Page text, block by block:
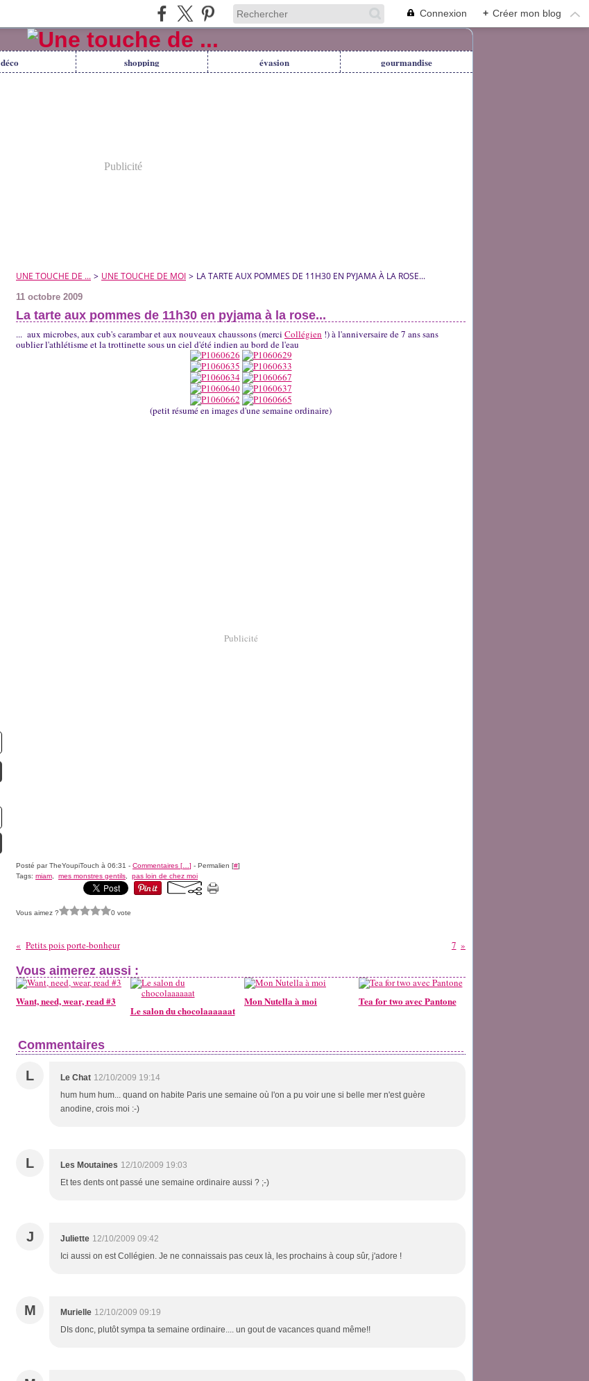
Connexion + Créer mon blog
déco shopping évasion gourmandise
Publicité
UNE TOUCHE DE ... > UNE TOUCHE DE MOI > LA TARTE AUX POMMES DE 11H30 EN PYJAMA À LA ROSE...
11 octobre 2009
La tarte aux pommes de 11h30 en pyjama à la rose...
... aux microbes, aux cub's carambar et aux nouveaux chaussons (merci Collégien !) à l'anniversaire de 7 ans sans
oublier l'athlétisme et la trottinette sous un ciel d'été indien au bord de l'eau
(petit résumé en images d'une semaine ordinaire)
Publicité
Posté par TheYoupiTouch à 06:31 - Commentaires [ ] - Permalien [#]
Tags: miam mes monstres gentils pas loin de chez moi
Vous aimez ? 0 vote
Petits pois porte-bonheur 7
Vous aimerez aussi :
Want, need, wear, read #3
Le salon du chocolaaaaaat
Mon Nutella à moi Tea for two avec Pantone
Commentaires
L Le Chat 12/10/2009 19:14
hum hum hum... quand on habite Paris une semaine où l'on a pu voir une si belle mer n'est guère
anodine, crois moi :-)
L Les Moutaines 12/10/2009 19:03
Et tes dents ont passé une semaine ordinaire aussi ? ;-)
J Juliette 12/10/2009 09:42
Ici aussi on est Collégien. Je ne connaissais pas ceux là, les prochains à coup sûr, j'adore !
M Murielle 12/10/2009 09:19
DIs donc, plutôt sympa ta semaine ordinaire.... un gout de vacances quand même!!